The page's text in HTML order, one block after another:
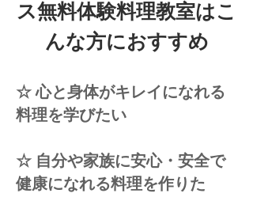
ス無料体験料理教室はこ
んな方におすすめ
☆ 心と身体がキレイになれる
料理を学びたい
☆ 自分や家族に安心・安全で
健康になれる料理を作りた